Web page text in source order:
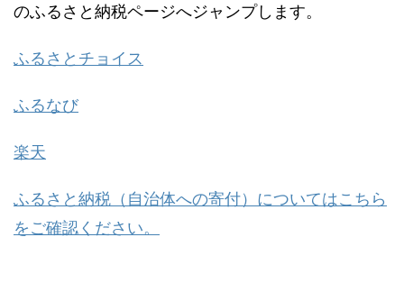
のふるさと納税ページへジャンプします。
ふるさとチョイス
ふるなび
楽天
ふるさと納税（自治体への寄付）についてはこちら
をご確認ください。